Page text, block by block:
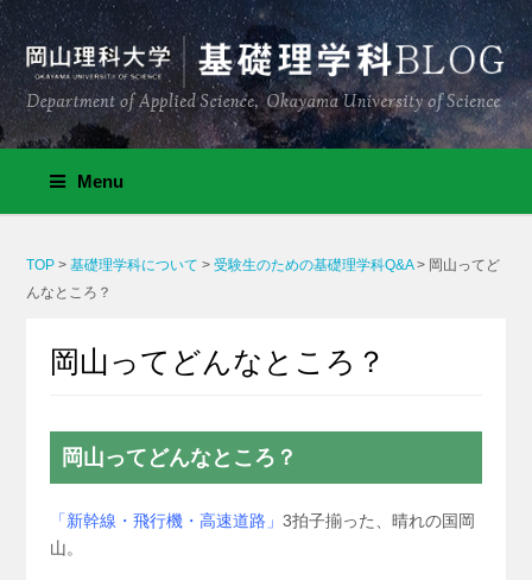
Menu
TOP >基礎理学科について >受験生のための基礎理学科Q&A> 岡山ってど
んなところ？
岡山ってどんなところ？
岡山ってどんなところ？
「新幹線・飛行機・高速道路」3拍子揃った、晴れの国岡
山。